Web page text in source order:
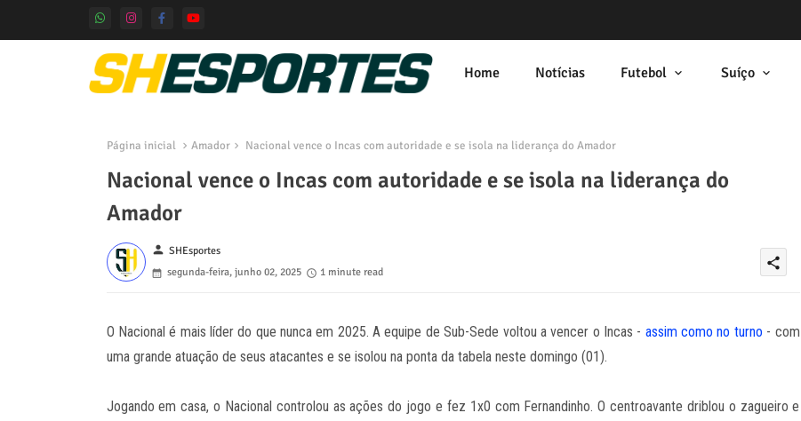
Home Notícias Futebol Suíço
Página inicial Amador Nacional vence o Incas com autoridade e se isola na liderança do Amador
Nacional vence o Incas com autoridade e se isola na liderança do
Amador
person SHEsportes
segunda-feira, junho 02, 2025
1 minute read
share
O Nacional é mais líder do que nunca em 2025. A equipe de Sub-Sede voltou a vencer o Incas - assim como no turno - com
uma grande atuação de seus atacantes e se isolou na ponta da tabela neste domingo (01).
Jogando em casa, o Nacional controlou as ações do jogo e fez 1x0 com Fernandinho. O centroavante driblou o zagueiro e